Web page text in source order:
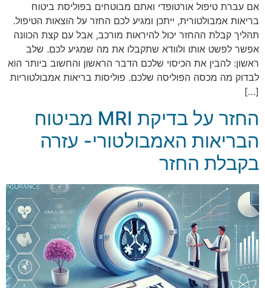
אם עברת טיפול אורטופדי ואתם מבוטחים בפוליסת ביטוח
בריאות אמבולטורית, ייתכן ומגיע לכם החזר על הוצאות הטיפול.
תהליך קבלת ההחזר יכול להיראות מורכב, אבל עם קצת הכוונה
אפשר לפשט אותו ולוודא שתקבלו את מה שמגיע לכם. שלב
ראשון: להבין את הכיסוי שלכם הדבר הראשון והחשוב ביותר הוא
לבדוק מה מכסה הפוליסה שלכם. פוליסות בריאות אמבולטוריות
[…]
החזר על בדיקת MRI מביטוח
הבריאות האמבולטורי- עזרה
בקבלת החזר